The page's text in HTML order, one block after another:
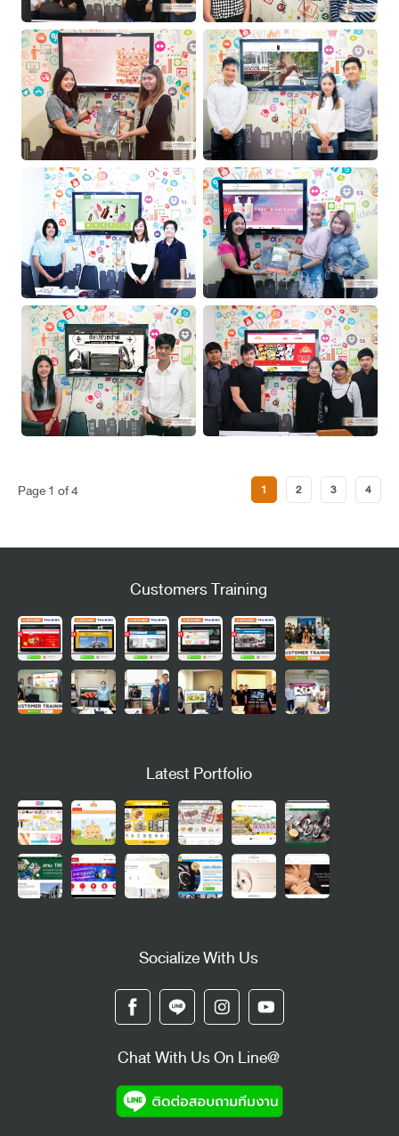
1 2 3 4
Page 1 of 4
Customers Training
Latest Portfolio
Socialize With Us
Chat With Us On Line@